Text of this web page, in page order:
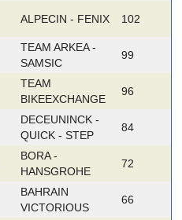
ALPECIN - FENIX 102
TEAM ARKEA -
SAMSIC
99
TEAM
BIKEEXCHANGE
96
DECEUNINCK -
QUICK - STEP
84
BORA -
HANSGROHE
72
BAHRAIN
VICTORIOUS
66